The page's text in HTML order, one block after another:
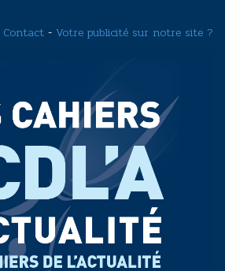
Contact - Votre publicité sur notre site ?